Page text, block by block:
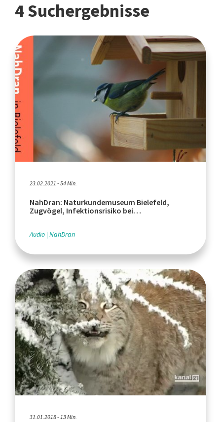
4 Suchergebnisse
23.02.2021 - 54 Min.
NahDran: Naturkundemuseum Bielefeld,
Zugvögel, Infektionsrisiko bei
Audio NahDran
31.01.2018 - 13 Min.